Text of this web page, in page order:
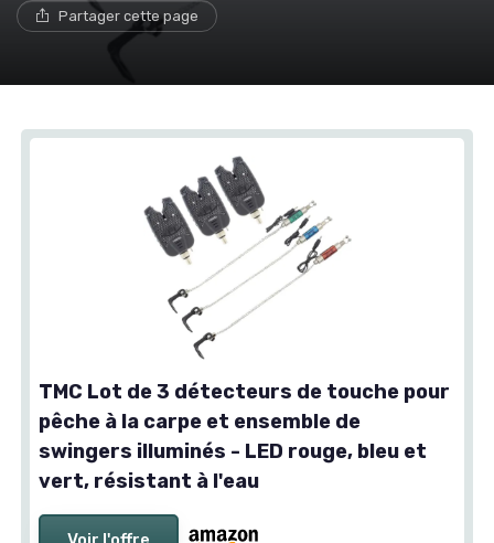
Partager cette page
TMC Lot de 3 détecteurs de touche pour
pêche à la carpe et ensemble de
swingers illuminés - LED rouge, bleu et
vert, résistant à l'eau